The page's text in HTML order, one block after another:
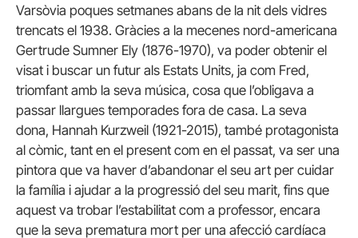
Varsòvia poques setmanes abans de la nit dels vidres
trencats el 1938. Gràcies a la mecenes nord-americana
Gertrude Sumner Ely (1876-1970), va poder obtenir el
visat i buscar un futur als Estats Units, ja com Fred,
triomfant amb la seva música, cosa que l’obligava a
passar llargues temporades fora de casa. La seva
dona, Hannah Kurzweil (1921-2015), també protagonista
al còmic, tant en el present com en el passat, va ser una
pintora que va haver d’abandonar el seu art per cuidar
la família i ajudar a la progressió del seu marit, fins que
aquest va trobar l’estabilitat com a professor, encara
que la seva prematura mort per una afecció cardíaca